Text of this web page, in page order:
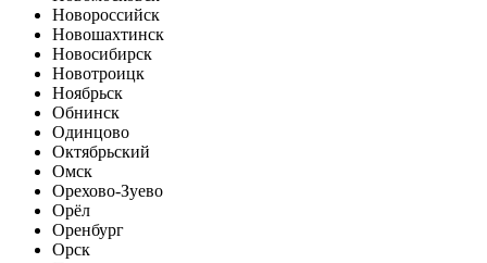
Новороссийск
Новошахтинск
Новосибирск
Новотроицк
Ноябрьск
Обнинск
Одинцово
Октябрьский
Омск
Орехово-Зуево
Орёл
Оренбург
Орск